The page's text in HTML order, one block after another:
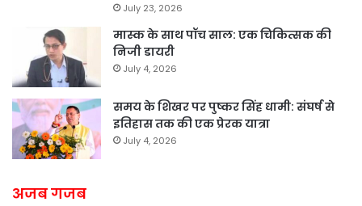
July 23, 2026
मास्क के साथ पॉच साल: एक चिकित्सक की
निजी डायरी
July 4, 2026
समय के शिखर पर पुष्कर सिंह धामी: संघर्ष से
इतिहास तक की एक प्रेरक यात्रा
July 4, 2026
अजब गजब